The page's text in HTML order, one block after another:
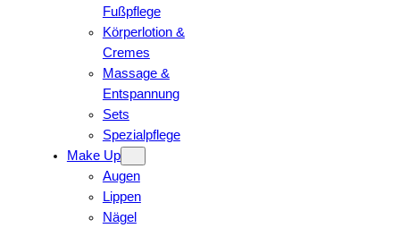
Fußpflege
Körperlotion &
Cremes
Massage &
Entspannung
Sets
Spezialpflege
Make Up
Augen
Lippen
Nägel